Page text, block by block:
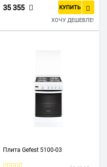
35 355 КУПИТЬ
ХОЧУ ДЕШЕВЛЕ!
Плита Gefest 5100-03